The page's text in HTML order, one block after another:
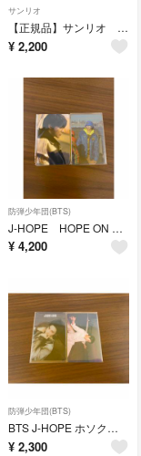
サンリオ
【正規品】サンリオ ウォーターシール ボンボンドロップシール TOKTOK 韓国 クロミ ポチャッコ キティちゃん まとめ売り
¥ 2,200
防弾少年団(BTS)
J-HOPE HOPE ON THE STREET ラキドロ ユニバ JPFC
¥ 4,200
防弾少年団(BTS)
BTS J-HOPE ホソク JACK IN THE BOX トレカ 特典
¥ 2,300